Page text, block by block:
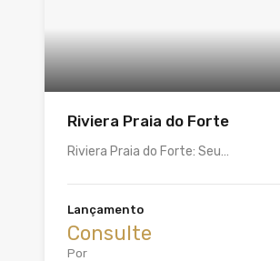
Riviera Praia do Forte
Riviera Praia do Forte: Seu…
Lançamento
Consulte
Por